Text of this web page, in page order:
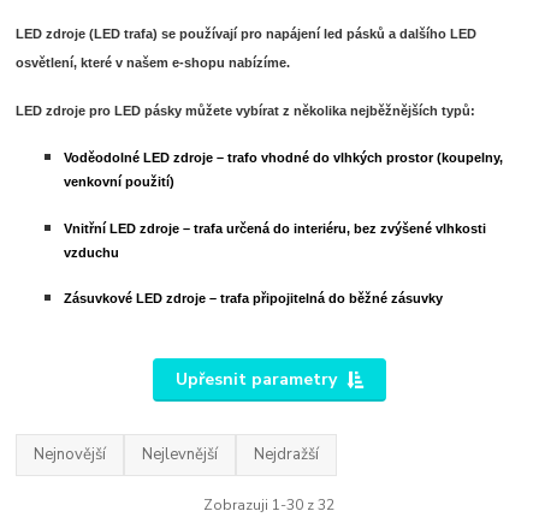
LED zdroje (LED trafa) se používají pro napájení led pásků a dalšího LED
osvětlení, které v našem e-shopu nabízíme.
LED zdroje pro LED pásky můžete vybírat z několika nejběžnějších typů:
Voděodolné LED zdroje – trafo vhodné do vlhkých prostor (koupelny,
venkovní použití)
Vnitřní LED zdroje – trafa určená do interiéru, bez zvýšené vlhkosti
vzduchu
Zásuvkové LED zdroje – trafa připojitelná do běžné zásuvky
Upřesnit parametry
Nejnovější Nejlevnější Nejdražší
Zobrazuji 1-30 z 32